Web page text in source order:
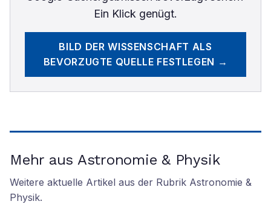
Ein Klick genügt.
BILD DER WISSENSCHAFT ALS
BEVORZUGTE QUELLE FESTLEGEN →
Mehr aus Astronomie & Physik
Weitere aktuelle Artikel aus der Rubrik Astronomie &
Physik.